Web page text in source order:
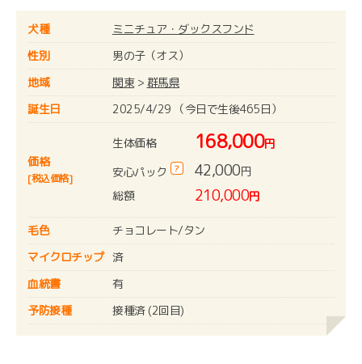
犬種
ミニチュア・ダックスフンド
性別
男の子（オス）
地域
関東> 群馬県
誕生日
2025/4/29 （今日で生後465日）
価格
[税込価格]
生体価格 168,000円
安心パック
? 42,000円
総額
210,000円
毛色
チョコレート/タン
マイクロチップ 済
血統書
有
予防接種
接種済 (2回目)